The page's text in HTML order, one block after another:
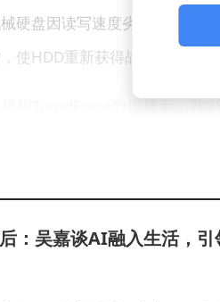
硬盘因读写速度劣势被固态
使HDD重新获得战略价值。
机构TrendForce数据显示，
的双重困境。业内人士分析，
：吴嘉谈AI融入生活，